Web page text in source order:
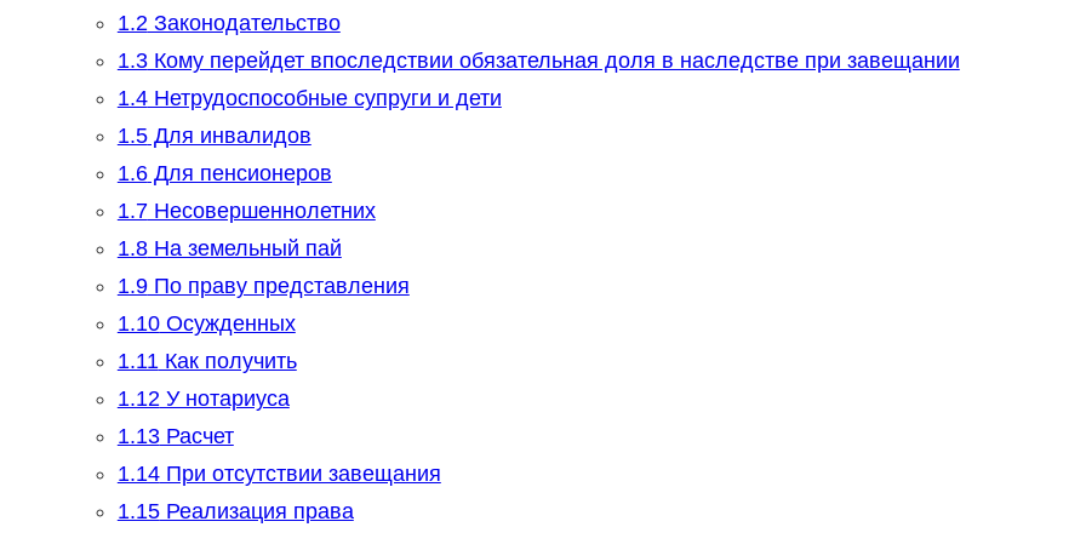
1.2Законодательство
1.3Кому перейдет впоследствии обязательная доля в наследстве при завещании
1.4Нетрудоспособные супруги и дети
1.5Для инвалидов
1.6Для пенсионеров
1.7Несовершеннолетних
1.8На земельный пай
1.9По праву представления
1.10Осужденных
1.11Как получить
1.12У нотариуса
1.13Расчет
1.14При отсутствии завещания
1.15Реализация права